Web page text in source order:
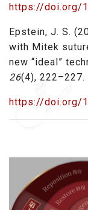
https://doi.org/
Epstein, J. S.
with Mitek
new “ideal”
26(4), 222–227.
https://doi.org/